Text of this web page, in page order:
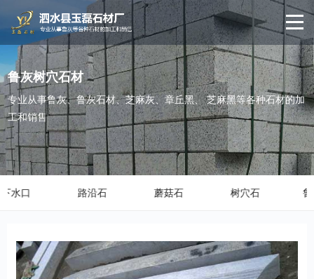
鲁灰树穴石材
专业从事鲁灰、鲁灰石材、芝麻灰、章丘黑、 芝麻黑等各种石材的加
工和销售
路沿石 蘑菇石 树穴石 鲁灰板材